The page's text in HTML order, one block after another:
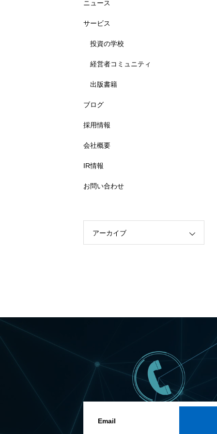
ニュース
サービス
投資の学校
経営者コミュニティ
出版書籍
ブログ
採用情報
会社概要
IR情報
お問い合わせ
アーカイブ
Email